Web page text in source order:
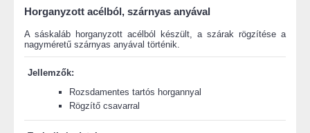
Horganyzott acélból, szárnyas anyával
A sáskaláb horganyzott acélból készült, a szárak rögzítése a
nagyméretű szárnyas anyával történik.
Jellemzők:
Rozsdamentes tartós horgannyal
Rögzítő csavarral